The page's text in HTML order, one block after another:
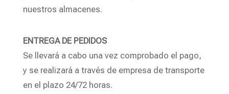
nuestros almacenes.
ENTREGA DE PEDIDOS
Se llevará a cabo una vez comprobado el pago,
y se realizará a través de empresa de transporte
en el plazo 24/72 horas.